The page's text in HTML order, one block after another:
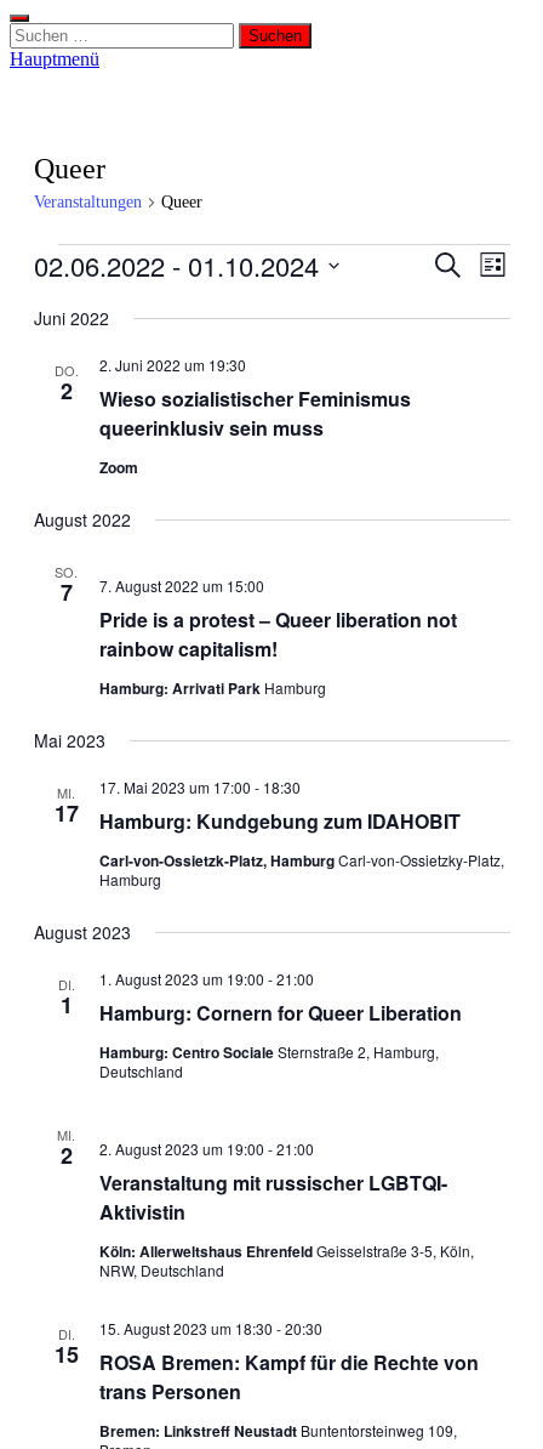
Suchen
nach:
Hauptmenü
Queer
Veranstaltungen Queer
Veranstaltungen
und
Suche
Liste
02.06.2022 - 01.10.2024
wählen.
Juni 2022
DO.
2
Wieso sozialistischer Feminismus
queerinklusiv sein muss
2. Juni 2022 um 19:30
Zoom
August 2022
SO.
7
Pride is a protest – Queer liberation not
rainbow capitalism!
7. August 2022 um 15:00
Hamburg: Arrivati Park Hamburg
Mai 2023
MI.
17 Hamburg: Kundgebung zum IDAHOBIT
17. Mai 2023 um 17:00 - 18:30
Carl-von-Ossietzk-Platz, HamburgCarl-von-Ossietzky-Platz,
Hamburg
August 2023
DI.
1 Hamburg: Cornern for Queer Liberation
1. August 2023 um 19:00 -21:00
Hamburg: Centro SocialeSternstraße 2, Hamburg,
Deutschland
MI.
2
Veranstaltung mit russischer LGBTQI-
Aktivistin
2. August 2023 um 19:00 -21:00
Köln: Allerweltshaus EhrenfeldGeisselstraße 3-5, Köln,
NRW, Deutschland
DI.
15
ROSA Bremen: Kampf für die Rechte von
trans Personen
15. August 2023 um 18:30 -20:30
Bremen: Linkstreff Neustadt Buntentorsteinweg 109,